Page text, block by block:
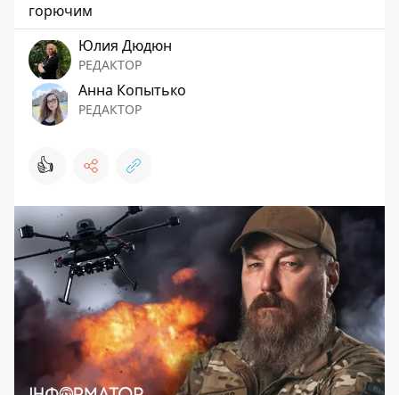
горючим
Юлия Дюдюн
РЕДАКТОР
Анна Копытько
РЕДАКТОР
👍